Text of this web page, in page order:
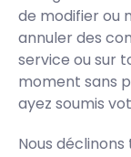
de modifier ou
annuler des
service ou sur
moment sans
ayez soumis
Nous